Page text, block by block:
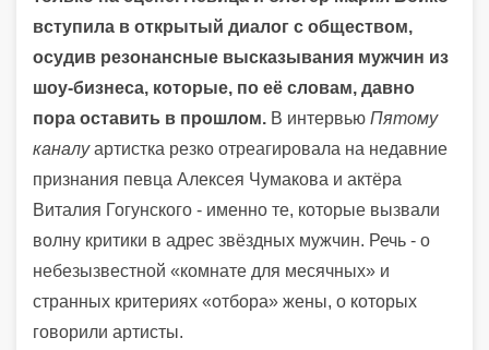
вступила в открытый диалог с обществом,
осудив резонансные высказывания мужчин из
шоу-бизнеса, которые, по её словам, давно
пора оставить в прошлом. В интервью Пятому
каналуартистка резко отреагировала на недавние
признания певца Алексея Чумакова и актёра
Виталия Гогунского - именно те, которые вызвали
волну критики в адрес звёздных мужчин. Речь - о
небезызвестной «комнате для месячных» и
странных критериях «отбора» жены, о которых
говорили артисты.